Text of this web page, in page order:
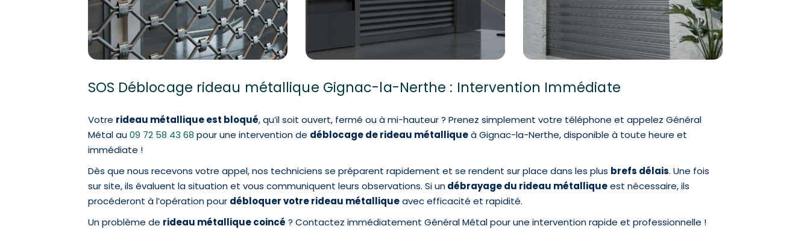
SOS Déblocage rideau métallique Gignac-la-Nerthe : Intervention Immédiate
Votre rideau métallique est bloqué, qu’il soit ouvert, fermé ou à mi-hauteur ? Prenez simplement votre téléphone et appelez Général
Métal au09 72 58 43 68 pour une intervention de déblocage de rideau métalliqueà Gignac-la-Nerthe, disponible à toute heure et
immédiate !
Dès que nous recevons votre appel, nos techniciens se préparent rapidement et se rendent sur place dans les plus brefs délais. Une fois
sur site, ils évaluent la situation et vous communiquent leurs observations. Si undébrayage du rideau métalliqueest nécessaire, ils
procéderont à l’opération pour débloquer votre rideau métalliqueavec efficacité et rapidité.
Un problème de rideau métallique coincé ? Contactez immédiatement Général Métal pour une intervention rapide et professionnelle !